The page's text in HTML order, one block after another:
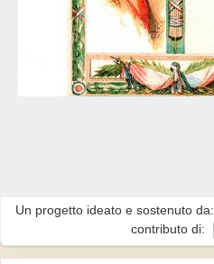
Un progetto ideato e sostenuto da:
contributo di: